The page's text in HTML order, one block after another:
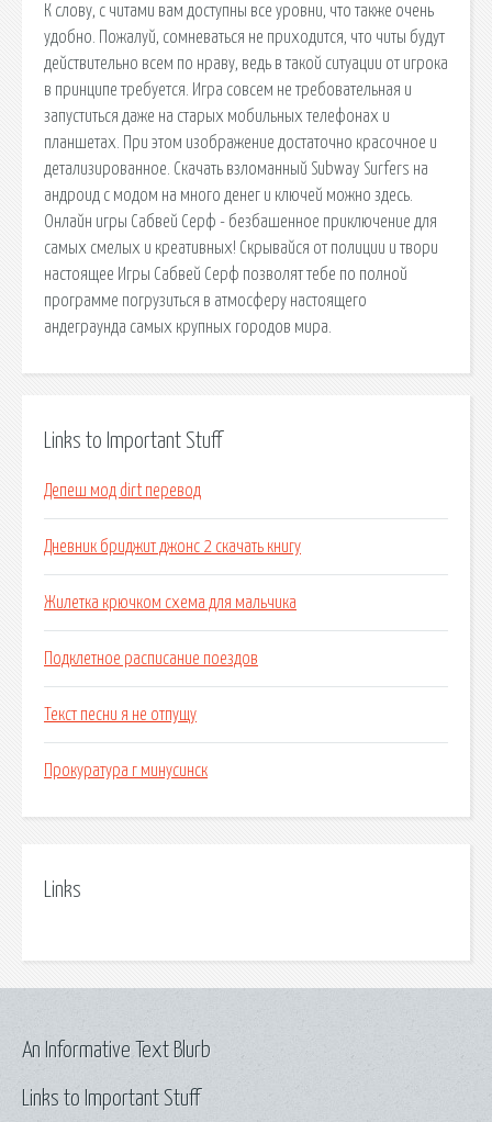
К слову, с читами вам доступны все уровни, что также очень
удобно. Пожалуй, сомневаться не приходится, что читы будут
действительно всем по нраву, ведь в такой ситуации от игрока
в принципе требуется. Игра совсем не требовательная и
запуститься даже на старых мобильных телефонах и
планшетах. При этом изображение достаточно красочное и
детализированное. Скачать взломанный Subway Surfers на
андроид с модом на много денег и ключей можно здесь.
Онлайн игры Сабвей Серф - безбашенное приключение для
самых смелых и креативных! Скрывайся от полиции и твори
настоящее Игры Сабвей Серф позволят тебе по полной
программе погрузиться в атмосферу настоящего
андеграунда самых крупных городов мира.
Links to Important Stuff
Депеш мод dirt перевод
Дневник бриджит джонс 2 скачать книгу
Жилетка крючком схема для мальчика
Подклетное расписание поездов
Текст песни я не отпущу
Прокуратура г минусинск
Links
Links to Important Stuff
An Informative Text Blurb